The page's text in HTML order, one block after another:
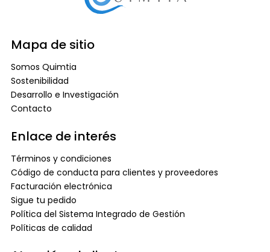
Mapa de sitio
Somos Quimtia
Sostenibilidad
Desarrollo e Investigación
Contacto
Enlace de interés
Términos y condiciones
Código de conducta para clientes y proveedores
Facturación electrónica
Sigue tu pedido
Política del Sistema Integrado de Gestión
Políticas de calidad